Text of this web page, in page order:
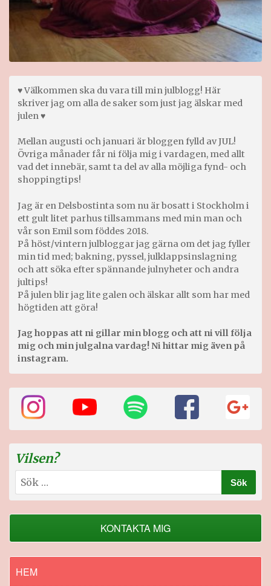
♥ Välkommen ska du vara till min julblogg! Här
skriver jag om alla de saker som just jag älskar med
julen ♥
Mellan augusti och januari är bloggen fylld av JUL!
Övriga månader får ni följa mig i vardagen, med allt
vad det innebär, samt ta del av alla möjliga fynd- och
shoppingtips!
Jag är en Delsbostinta som nu är bosatt i Stockholm i
ett gult litet parhus tillsammans med min man och
vår son Emil som föddes 2018.
På höst/vintern julbloggar jag gärna om det jag fyller
min tid med; bakning, pyssel, julklappsinslagning
och att söka efter spännande julnyheter och andra
jultips!
På julen blir jag lite galen och älskar allt som har med
högtiden att göra!
Jag hoppas att ni gillar min blogg och att ni vill följa
mig och min julgalna vardag! Ni hittar mig även på
instagram.
Vilsen?
Sök
efter:
KONTAKTA MIG
HEM